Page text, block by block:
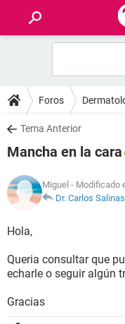
FOROS
SALUD
NUTRICIÓN
BIENESTAR
SEXUALIDAD
GLOSARIO
Foros
Tema Anterior
Mancha en la cara
Miguel - Modificado
Dr. Carlos Salinas
Hola,
Queria consultar que
echarle o seguir algún
Gracias